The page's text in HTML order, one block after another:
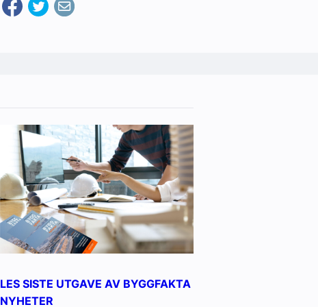
LES SISTE UTGAVE AV BYGGFAKTA
NYHETER